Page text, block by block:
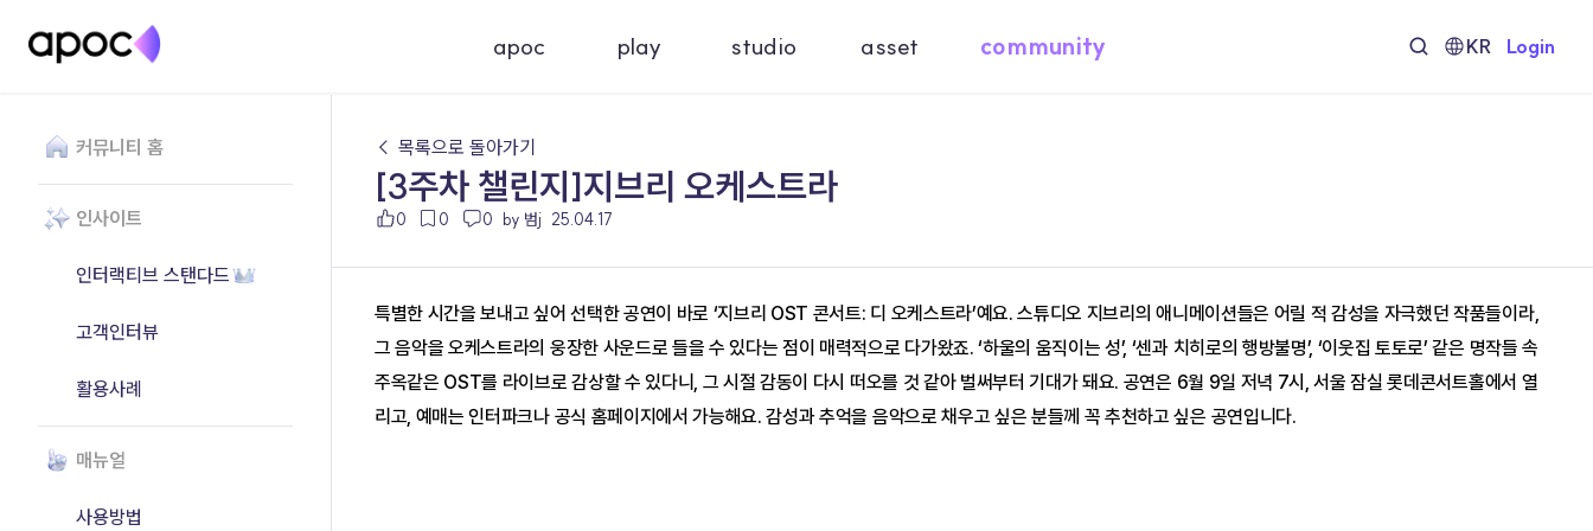
apoc play studio asset community KR Login
커뮤니티 홈
인사이트
인터랙티브 스탠다드
고객인터뷰
활용사례
매뉴얼
사용방법
← 목록으로 돌아가기
[3주차 챌린지]지브리 오케스트라
0 0 0 by 범j 25.04.17
특별한 시간을 보내고 싶어 선택한 공연이 바로 ‘지브리 OST 콘서트: 디 오케스트라’예요. 스튜디오 지브리의 애니메이션들은 어릴 적 감성을 자극했던 작품들이라,
그 음악을 오케스트라의 웅장한 사운드로 들을 수 있다는 점이 매력적으로 다가왔죠. ‘하울의 움직이는 성’, ‘센과 치히로의 행방불명’, ‘이웃집 토토로’ 같은 명작들 속
주옥같은 OST를 라이브로 감상할 수 있다니, 그 시절 감동이 다시 떠오를 것 같아 벌써부터 기대가 돼요. 공연은 6월 9일 저녁 7시, 서울 잠실 롯데콘서트홀에서 열
리고, 예매는 인터파크나 공식 홈페이지에서 가능해요. 감성과 추억을 음악으로 채우고 싶은 분들께 꼭 추천하고 싶은 공연입니다.